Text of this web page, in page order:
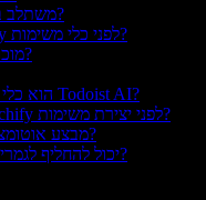
איך Speechify משתלב בעבודת ידע אמיתית?
למה משתמשים בוחרים ב-Speechify לפני כלי משימות?
למה AI מוכוון קול ישרוד יותר ממשימתי?
האם Speechify הוא כלי משימות כמו Todoist AI?
האם כדאי להשתמש ב-Speechify לפני יצירת משימות?
האם Speechify מבצע אוטומציה למשימות?
האם Speechify יכול להחליף לגמרי כלי משימות?